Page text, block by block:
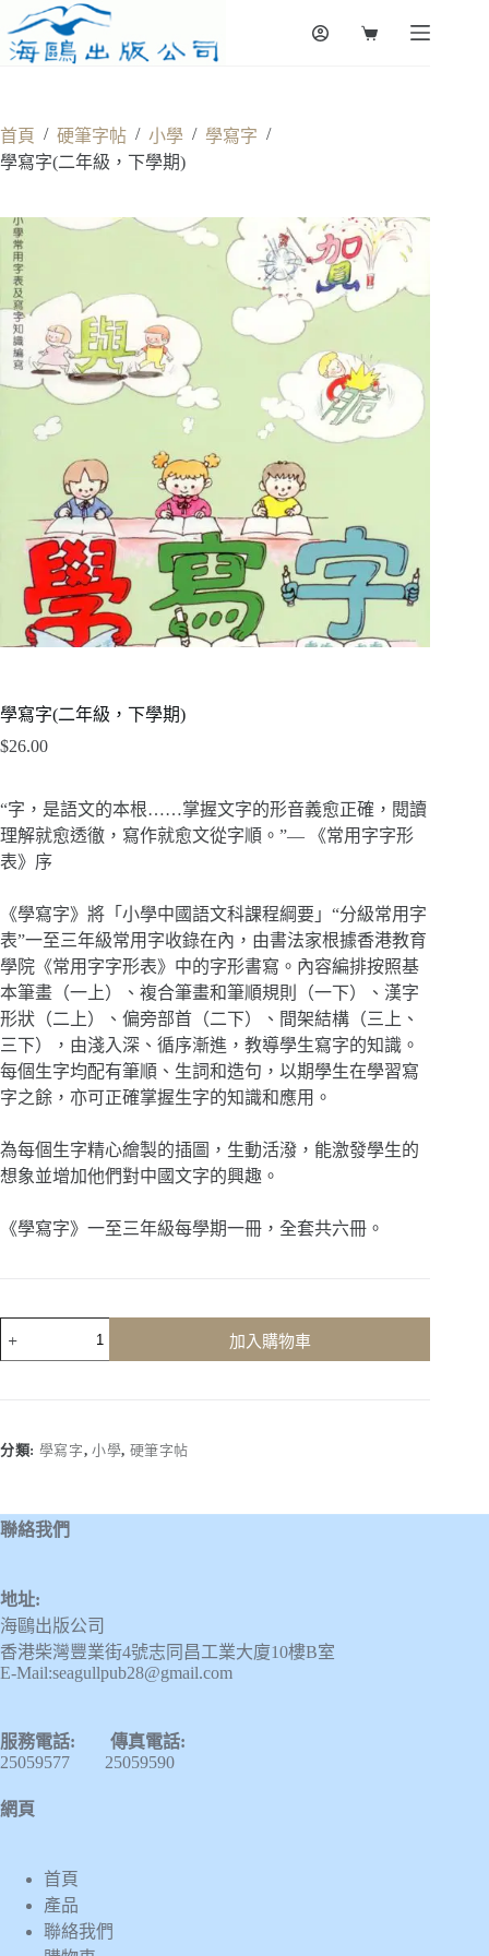
to
content
Shopping
首頁 / 硬筆字帖 / 小學 / 學寫字 /
學寫字(二年級，下學期)
學寫字(二年級，下學期)
$26.00
“字，是語文的本根……掌握文字的形音義愈正確，閱讀
理解就愈透徹，寫作就愈文從字順。”— 《常用字字形
表》序
《學寫字》將「小學中國語文科課程綱要」“分級常用字
表”一至三年級常用字收錄在內，由書法家根據香港教育
學院《常用字字形表》中的字形書寫。內容編排按照基
本筆畫（一上）、複合筆畫和筆順規則（一下）、漢字
形狀（二上）、偏旁部首（二下）、間架結構（三上、
三下），由淺入深、循序漸進，教導學生寫字的知識。
每個生字均配有筆順、生詞和造句，以期學生在學習寫
字之餘，亦可正確掌握生字的知識和應用。
為每個生字精心繪製的插圖，生動活潑，能激發學生的
想象並增加他們對中國文字的興趣。
《學寫字》一至三年級每學期一冊，全套共六冊。
級，
期)
數
加入購物車
分類: 學寫字, 小學, 硬筆字帖
聯絡我們
地址:
海鷗出版公司
香港柴灣豐業街4號志同昌工業大廈10樓B室
E-Mail:seagullpub28@gmail.com
服務電話: 傳真電話:
25059577 25059590
網頁
首頁
產品
聯絡我們